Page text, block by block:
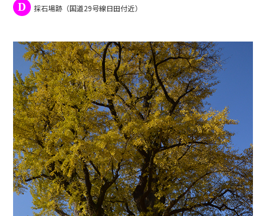
D 採石場跡（国道29号線日田付近）